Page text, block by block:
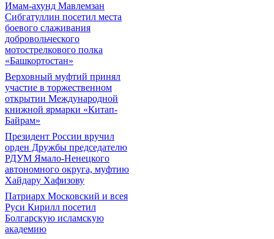
Имам-ахунд Мавлемзан
Сибгатуллин посетил места
боевого слаживания
добровольческого
мотострелкового полка
«Башкортостан»
Верховный муфтий принял
участие в торжественном
открытии Международной
книжной ярмарки «Китап-
Байрам»
Президент России вручил
орден Дружбы председателю
РДУМ Ямало-Ненецкого
автономного округа, муфтию
Хайдару Хафизову
Патриарх Московский и всея
Руси Кирилл посетил
Болгарскую исламскую
академию